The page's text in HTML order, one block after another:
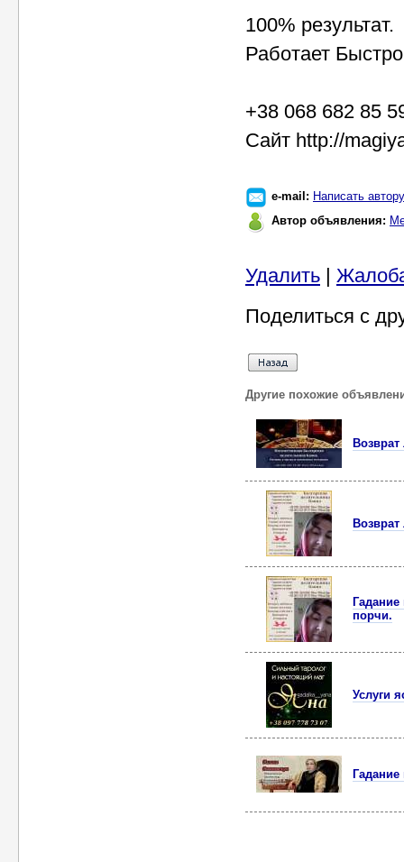
100% результат.
Работает
+38 068 682 85
Сайт http://
e-mail: Написать автору
Автор объявления:
Удалить |
Поделиться с
Другие похожие
порчи.
Услуги